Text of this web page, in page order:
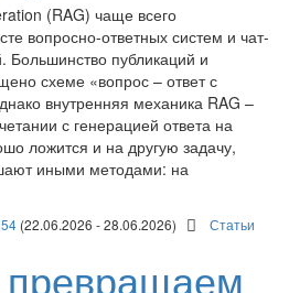
(RAG) чаще всего
вопросно-ответных систем и чат-
Большинство публикаций и
схеме «вопрос – ответ с
внутренняя механика RAG –
с генерацией ответа на
ложится и на другую задачу,
иными методами: на
(22.06.2026 - 28.06.2026) Статьи